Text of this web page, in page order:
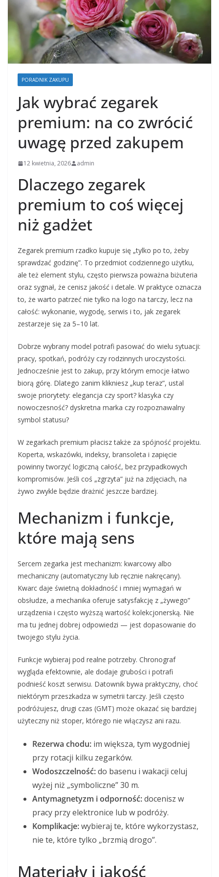
PORADNIK ZAKUPU
Jak wybrać zegarek
premium: na co zwrócić
uwagę przed zakupem
12 kwietnia, 2026 admin
Dlaczego zegarek
premium to coś więcej
niż gadżet
Zegarek premium rzadko kupuje się „tylko po to, żeby
sprawdzać godzinę”. To przedmiot codziennego użytku,
ale też element stylu, często pierwsza poważna biżuteria
oraz sygnał, że cenisz jakość i detale. W praktyce oznacza
to, że warto patrzeć nie tylko na logo na tarczy, lecz na
całość: wykonanie, wygodę, serwis i to, jak zegarek
zestarzeje się za 5–10 lat.
Dobrze wybrany model potrafi pasować do wielu sytuacji:
pracy, spotkań, podróży czy rodzinnych uroczystości.
Jednocześnie jest to zakup, przy którym emocje łatwo
biorą górę. Dlatego zanim klikniesz „kup teraz”, ustal
swoje priorytety: elegancja czy sport? klasyka czy
nowoczesność? dyskretna marka czy rozpoznawalny
symbol statusu?
W zegarkach premium płacisz także za spójność projektu.
Koperta, wskazówki, indeksy, bransoleta i zapięcie
powinny tworzyć logiczną całość, bez przypadkowych
kompromisów. Jeśli coś „zgrzyta” już na zdjęciach, na
żywo zwykle będzie drażnić jeszcze bardziej.
Mechanizm i funkcje,
które mają sens
Sercem zegarka jest mechanizm: kwarcowy albo
mechaniczny (automatyczny lub ręcznie nakręcany).
Kwarc daje świetną dokładność i mniej wymagań w
obsłudze, a mechanika oferuje satysfakcję z „żywego”
urządzenia i często wyższą wartość kolekcjonerską. Nie
ma tu jednej dobrej odpowiedzi — jest dopasowanie do
twojego stylu życia.
Funkcje wybieraj pod realne potrzeby. Chronograf
wygląda efektownie, ale dodaje grubości i potrafi
podnieść koszt serwisu. Datownik bywa praktyczny, choć
niektórym przeszkadza w symetrii tarczy. Jeśli często
podróżujesz, drugi czas (GMT) może okazać się bardziej
użyteczny niż stoper, którego nie włączysz ani razu.
Rezerwa chodu: im większa, tym wygodniej
przy rotacji kilku zegarków.
Wodoszczelność:do basenu i wakacji celuj
wyżej niż „symboliczne” 30 m.
Antymagnetyzm i odporność:docenisz w
pracy przy elektronice lub w podróży.
Komplikacje:wybieraj te, które wykorzystasz,
nie te, które tylko „brzmią drogo”.
Materiały i jakość